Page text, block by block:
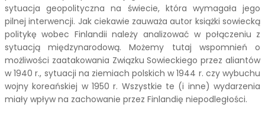
sytuacja geopolityczna na świecie, która wymagała jego
pilnej interwencji. Jak ciekawie zauważa autor książki sowiecką
politykę wobec Finlandii należy analizować w połączeniu z
sytuacją międzynarodową. Możemy tutaj wspomnień o
możliwości zaatakowania Związku Sowieckiego przez aliantów
w 1940 r., sytuacji na ziemiach polskich w 1944 r. czy wybuchu
wojny koreańskiej w 1950 r. Wszystkie te (i inne) wydarzenia
miały wpływ na zachowanie przez Finlandię niepodległości.